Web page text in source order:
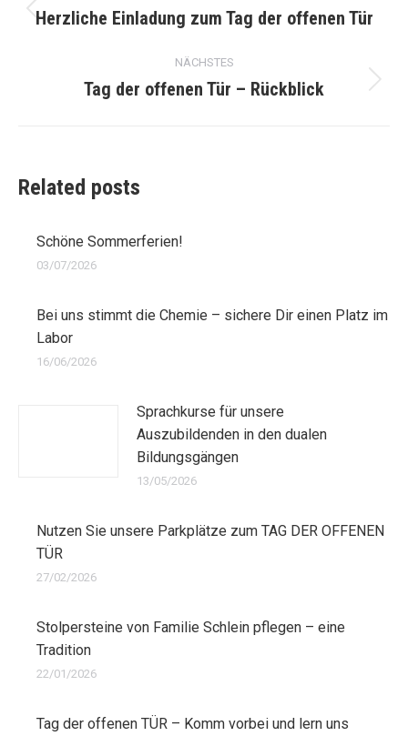
Vorheriger
Herzliche Einladung zum Tag der offenen Tür
NÄCHSTES
Nächster
Tag der offenen Tür – Rückblick
Related posts
Schöne Sommerferien!
03/07/2026
Bei uns stimmt die Chemie – sichere Dir einen Platz im
Labor
16/06/2026
Sprachkurse für unsere
Auszubildenden in den dualen
Bildungsgängen
13/05/2026
Nutzen Sie unsere Parkplätze zum TAG DER OFFENEN
TÜR
27/02/2026
Stolpersteine von Familie Schlein pflegen – eine
Tradition
22/01/2026
Tag der offenen TÜR – Komm vorbei und lern uns